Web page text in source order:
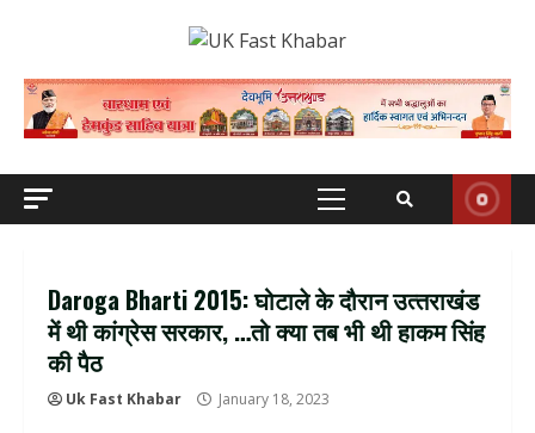
Primary
Daroga Bharti 2015: घोटाले के दौरान उत्‍तराखंड
में थी कांग्रेस सरकार, …तो क्‍या तब भी थी हाकम सिंह
की पैठ
Uk Fast Khabar January 18, 2023